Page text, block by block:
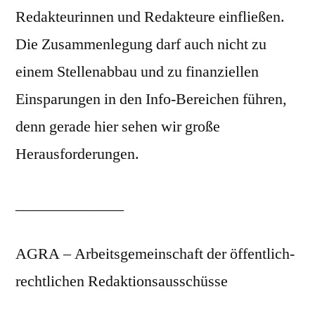
Redakteurinnen und Redakteure einfließen.
Die Zusammenlegung darf auch nicht zu
einem Stellenabbau und zu finanziellen
Einsparungen in den Info-Bereichen führen,
denn gerade hier sehen wir große
Herausforderungen.
AGRA – Arbeitsgemeinschaft der öffentlich-
rechtlichen Redaktionsausschüsse